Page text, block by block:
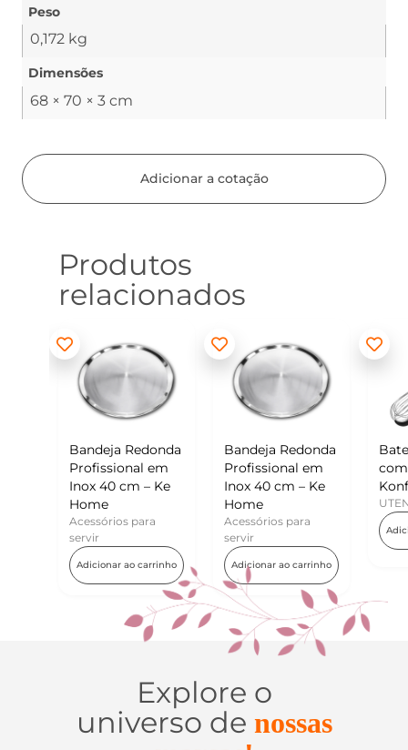
Peso
0,172 kg
Dimensões
68 × 70 × 3 cm
Adicionar a cotação
Produtos
relacionados
Bandeja Redonda
Profissional em
Inox 40 cm – Ke
Acessórios para
Adicionar ao carrinho
Batedor de Ovos
com Raspador –
Konfektt
Adicionar ao carrinho
Explore o
universo de nossas